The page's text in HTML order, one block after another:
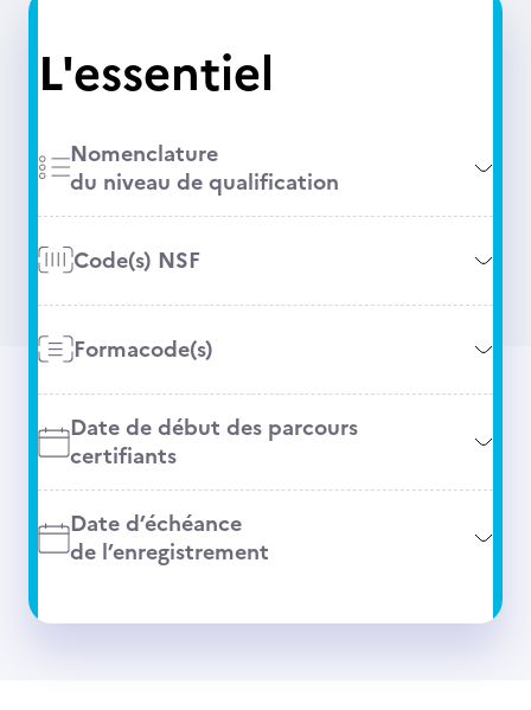
L'essentiel
Nomenclature
du niveau de qualification
Code(s) NSF
Formacode(s)
Date de début des parcours
certifiants
Date d’échéance
de l’enregistrement